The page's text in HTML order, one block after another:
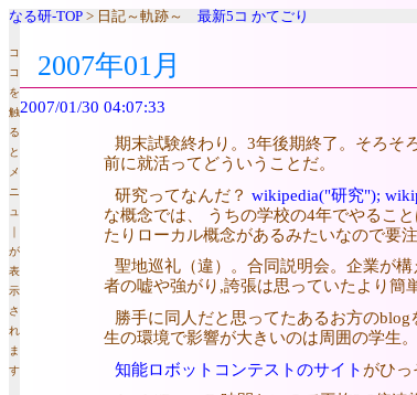
なる研-TOP > 日記～軌跡～ 最新5コ かてごり
コ
コ
を
触
る
と
メ
ニ
ュ
｜
が
表
示
さ
れ
ま
す
2007年01月
2007/01/30 04:07:33
期末試験終わり。3年後期終了。そろそ
前に就活ってどういうことだ。
研究ってなんだ？wikipedia("研究");
な概念では、 うちの学校の4年でやるこ
たりローカル概念があるみたいなので要注
聖地巡礼（違）。合同説明会。企業が
者の嘘や強がり,誇張は思っていたより簡
勝手に同人だと思ってたあるお方の
生の環境で影響が大きいのは周囲の学生
知能ロボットコンテストのサイト がひっ